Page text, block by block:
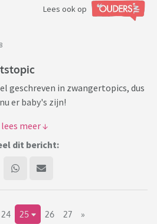
Lees ook op
geschreven in zwangertopics, dus
er baby's zijn!
niet in die andere topics schreef) en
over mooie/grappige momenten,
baby's en alles wat erbij komt
van (schoon)familie en
ontwikkelingen, spuitluiers,
wat dan ook.
dit bericht:
24 25 26 27 »